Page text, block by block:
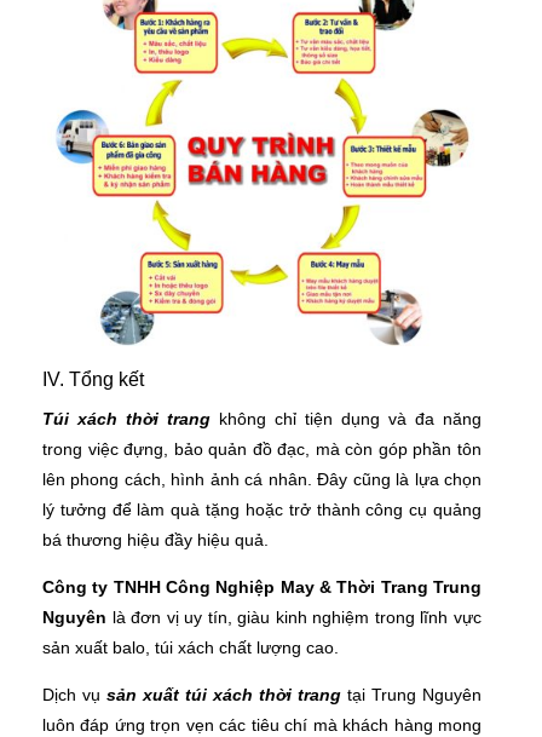
IV. Tổng kết
Túi xách thời trang không chỉ tiện dụng và đa năng
trong việc đựng, bảo quản đồ đạc, mà còn góp phần tôn
lên phong cách, hình ảnh cá nhân. Đây cũng là lựa chọn
lý tưởng để làm quà tặng hoặc trở thành công cụ quảng
bá thương hiệu đầy hiệu quả.
Công ty TNHH Công Nghiệp May & Thời Trang Trung
Nguyên là đơn vị uy tín, giàu kinh nghiệm trong lĩnh vực
sản xuất balo, túi xách chất lượng cao.
Dịch vụ sản xuất túi xách thời trang tại Trung Nguyên
luôn đáp ứng trọn vẹn các tiêu chí mà khách hàng mong